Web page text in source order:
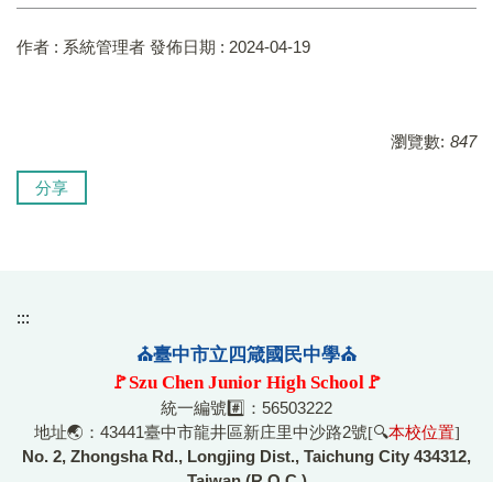
作者 : 系統管理者 發佈日期 : 2024-04-19
瀏覽數: 847
分享
:::
⛪臺中市立四箴國民中學⛪
🚩Szu Chen Junior High School🚩
統一編號#️⃣：56503222
地址🌏：43441臺中市龍井區新庄里中沙路2號[🔍本校位置]
No. 2, Zhongsha Rd., Longjing Dist., Taichung City 434312,